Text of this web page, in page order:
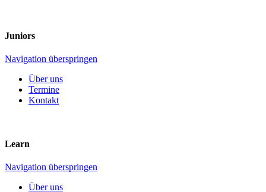
Juniors
Navigation überspringen
Über uns
Termine
Kontakt
Learn
Navigation überspringen
Über uns